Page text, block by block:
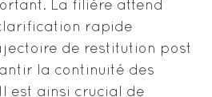
La filière attend
rapide
de restitution post
la continuité des
est ainsi crucial de